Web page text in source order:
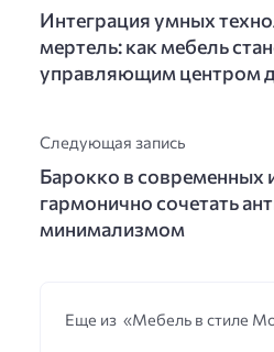
Интеграция умных
мертель: как мебель
управляющим центром
Следующая запись
Барокко в современных
гармонично сочетать
минимализмом
Еще из «Мебель в стиле